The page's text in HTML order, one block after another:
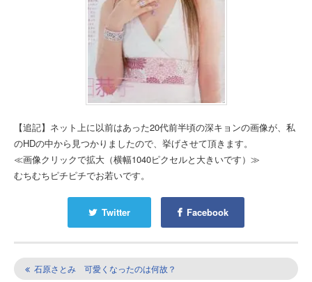
【追記】ネット上に以前はあった20代前半頃の深キョンの画像が、私
のHDの中から見つかりましたので、挙げさせて頂きます。
≪画像クリックで拡大（横幅1040ピクセルと大きいです）≫
むちむちピチピチでお若いです。
Twitter Facebook
石原さとみ 可愛くなったのは何故？